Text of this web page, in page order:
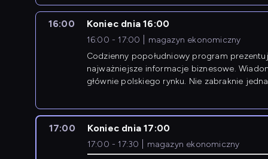
16:00 Koniec dnia 16:00
16:00 - 17:00
magazyn ekonomiczny
Codzienny popołudniowy program
najważniejsze informacje biznesowe.
głównie polskiego rynku. Nie zabraknie
17:00 Koniec dnia 17:00
17:00 - 17:30
magazyn ekonomiczny